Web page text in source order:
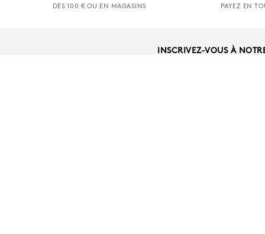
DÈS 100 € OU EN MAGASINS PAYEZ EN
INSCRIVEZ-VOUS À